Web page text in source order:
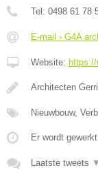
Tel: 0498 61 78
E-mail › G4A
Website:
Architecten
Nieuwbouw,
Er wordt
Laatste tweets ▼